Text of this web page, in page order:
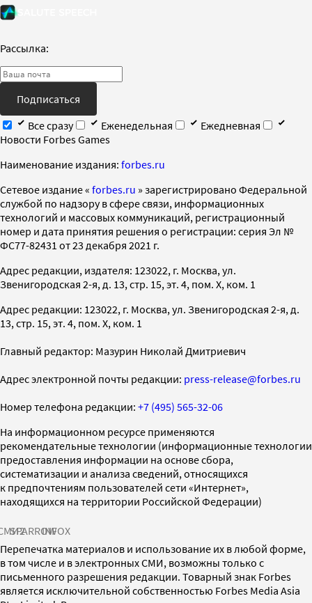
Рассылка:
Подписаться
Все сразу
Еженедельная
Ежедневная
Новости Forbes Games
Наименование издания: forbes.ru
Cетевое издание « forbes.ru » зарегистрировано Федеральной
службой по надзору в сфере связи, информационных
технологий и массовых коммуникаций, регистрационный
номер и дата принятия решения о регистрации: серия Эл №
ФС77-82431 от 23 декабря 2021 г.
Адрес редакции, издателя: 123022, г. Москва, ул.
Звенигородская 2-я, д. 13, стр. 15, эт. 4, пом. X, ком. 1
Адрес редакции: 123022, г. Москва, ул. Звенигородская 2-я, д.
13, стр. 15, эт. 4, пом. X, ком. 1
Главный редактор: Мазурин Николай Дмитриевич
Адрес электронной почты редакции: press-release@forbes.ru
Номер телефона редакции: +7 (495) 565-32-06
На информационном ресурсе применяются
рекомендательные технологии (информационные технологии
предоставления информации на основе сбора,
систематизации и анализа сведений, относящихся
к предпочтениям пользователей сети «Интернет»,
находящихся на территории Российской Федерации)
SPARROWINFOX
Перепечатка материалов и использование их в любой форме,
в том числе и в электронных СМИ, возможны только с
письменного разрешения редакции. Товарный знак Forbes
является исключительной собственностью Forbes Media Asia